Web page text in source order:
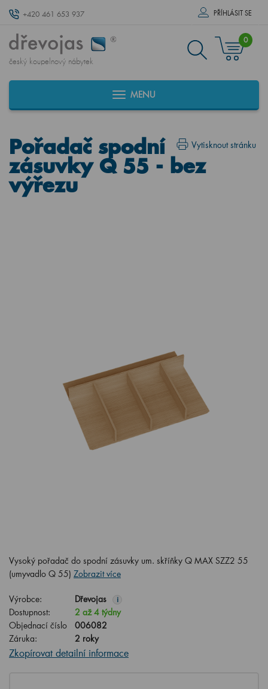
+420 461 653 937 PŘÍHLÁSIT SE
český koupelnový nábytek
0
MENU
Vytisknout stránku
Pořadač spodní
zásuvky Q 55 - bez
výřezu
Vysoký pořadač do spodní zásuvky um. skříňky Q MAX SZZ2 55
(umyvadlo Q 55) Zobrazit více
Výrobce: Dřevojas i
Dostupnost:
2 až 4 týdny
Objednací číslo
006082
Záruka:
2 roky
Zkopírovat detailní informace